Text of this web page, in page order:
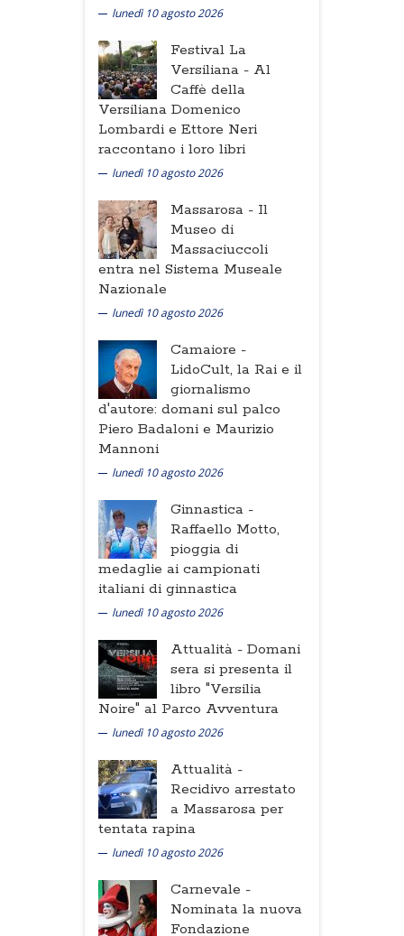
lunedì 10 agosto 2026
Festival La
Versiliana - Al
Caffè della
Versiliana Domenico
Lombardi e Ettore Neri
raccontano i loro libri
lunedì 10 agosto 2026
Massarosa - Il
Museo di
Massaciuccoli
entra nel Sistema Museale
Nazionale
lunedì 10 agosto 2026
Camaiore -
LidoCult, la Rai e il
giornalismo
d'autore: domani sul palco
Piero Badaloni e Maurizio
Mannoni
lunedì 10 agosto 2026
Ginnastica -
Raffaello Motto,
pioggia di
medaglie ai campionati
italiani di ginnastica
lunedì 10 agosto 2026
Attualità - Domani
sera si presenta il
libro "Versilia
Noire" al Parco Avventura
lunedì 10 agosto 2026
Attualità -
Recidivo arrestato
a Massarosa per
tentata rapina
lunedì 10 agosto 2026
Carnevale -
Nominata la nuova
Fondazione